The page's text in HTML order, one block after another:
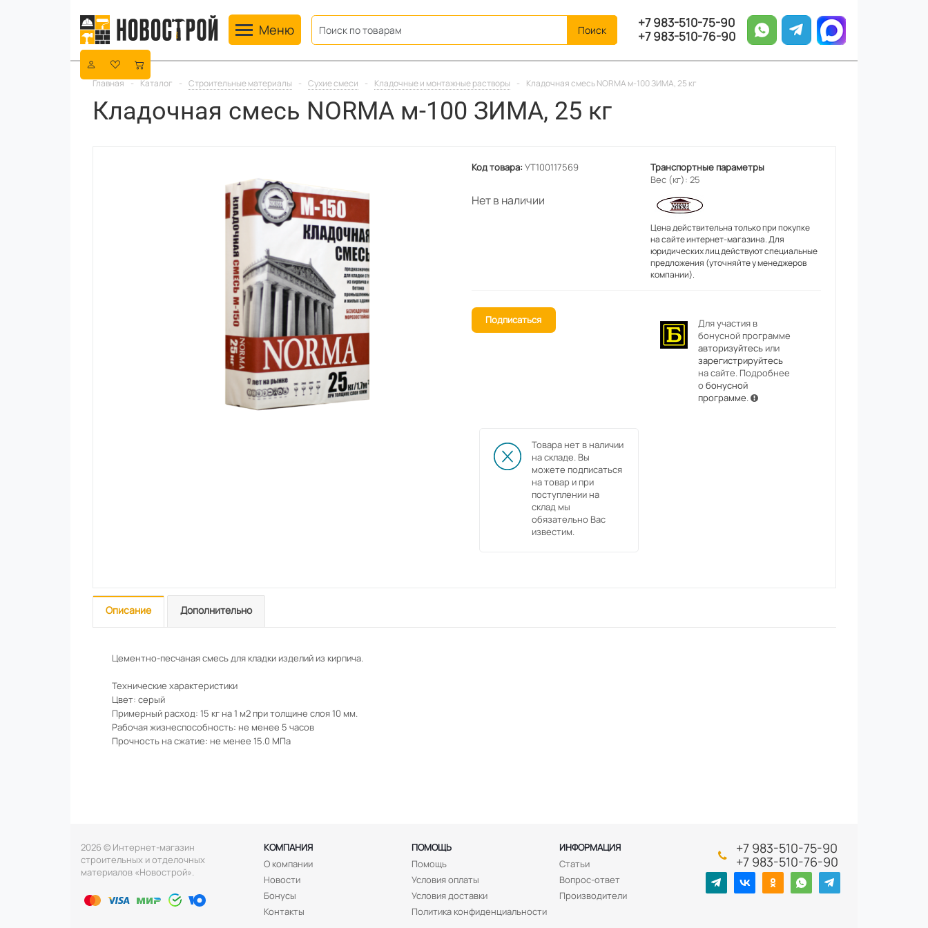
Toggle navigation
Меню
+7 983-510-75-90
+7 983-510-76-90
Главная - Каталог - Строительные материалы - Сухие смеси - Кладочные и монтажные растворы - Кладочная смесь NORMA м-100 ЗИМА, 25 кг
Кладочная смесь NORMA м-100 ЗИМА, 25 кг
Код товара: УТ100117569
Нет в наличии
Транспортные параметры
Вес (кг): 25
Цена действительна только при покупке
на сайте интернет-магазина. Для
юридических лиц действуют специальные
предложения (уточняйте у менеджеров
компании).
Подписаться
Для участия в
бонусной программе
авторизуйтесьили
зарегистрируйтесь
на сайте. Подробнее
обонусной
программе.
Товара нет в наличии
на складе. Вы
можете подписаться
на товар и при
поступлении на
склад мы
обязательно Вас
известим.
Описание Дополнительно
Цементно-песчаная смесь для кладки изделий из кирпича.
Технические характеристики
Цвет: серый
Примерный расход: 15 кг на 1 м2 при толщине слоя 10 мм.
Рабочая жизнеспособность: не менее 5 часов
Прочность на сжатие: не менее 15.0 МПа
2026 © Интернет-магазин
строительных и отделочных
материалов «Новострой».
КОМПАНИЯ ПОМОЩЬ
ИНФОРМАЦИЯ
О компании
Новости
Бонусы
Контакты
Помощь
Условия оплаты
Условия доставки
Политика конфиденциальности
Статьи
Вопрос-ответ
Производители
+7 983-510-75-90
+7 983-510-76-90